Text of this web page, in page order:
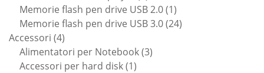
prodotto
Memorie flash pen drive USB 2.0 11
prodotto
Memorie flash pen drive USB 3.0 2424
Accessori 44
prodotti
Alimentatori per Notebook 33
Accessori per hard disk 11